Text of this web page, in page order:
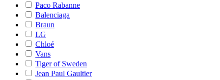
Paco Rabanne
Balenciaga
Braun
LG
Chloé
Vans
Tiger of Sweden
Jean Paul Gaultier